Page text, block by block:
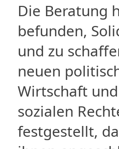
Die Beratung
befunden,
und zu
neuen
Wirtschaft
sozialen
festgestellt,